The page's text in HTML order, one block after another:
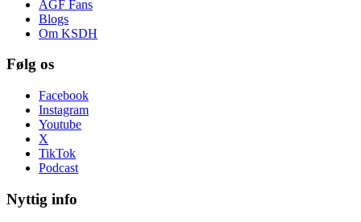
AGF Fans
Blogs
Om KSDH
Følg os
Facebook
Instagram
Youtube
X
TikTok
Podcast
Nyttig info